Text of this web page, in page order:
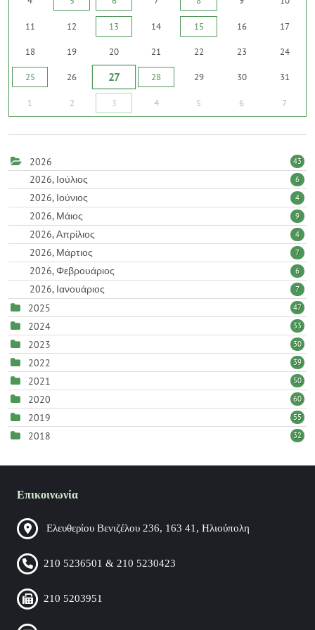
11 12 13 14 15 16 17
18 19 20 21 22 23 24
25 26 27 28 29 30 31
1 2 3 4 5 6 7
2026 43
2026, Ιούλιος 6
2026, Ιούνιος 4
2026, Μάιος 9
2026, Απρίλιος 4
2026, Μάρτιος 7
2026, Φεβρουάριος 6
2026, Ιανουάριος 7
2025 47
2024 33
2023 30
2022 39
2021 50
2020 60
2019 55
2018 32
Επικοινωνία
Ελευθερίου Βενιζέλου 236, 163 41, Ηλιούπολη
210 5236501 & 210 5230423
210 5203951